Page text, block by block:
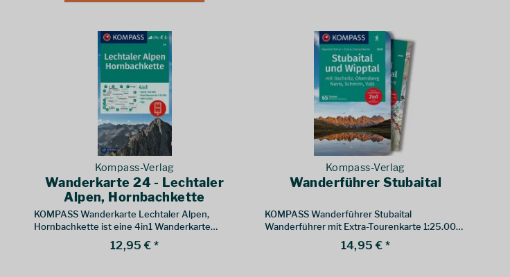
Kompass-Verlag
Wanderkarte 24 - Lechtaler
Alpen, Hornbachkette
KOMPASS Wanderkarte Lechtaler Alpen,
Hornbachkette ist eine 4in1 Wanderkarte
1:50000 mit Aktiv Guide und Detailkarten
inklusive Karte zur offline Verwendung in der
12,95 € *
Kompass-Verlag
Wanderführer Stubaital
KOMPASS Wanderführer Stubaital
Wanderführer mit Extra-Tourenkarte 1:25.000,
55 Touren, GPX-Daten zum Download
14,95 € *